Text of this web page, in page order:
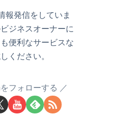
報発信をしていま
ジネスオーナーに
便利なサービスな
ください。
フォローする